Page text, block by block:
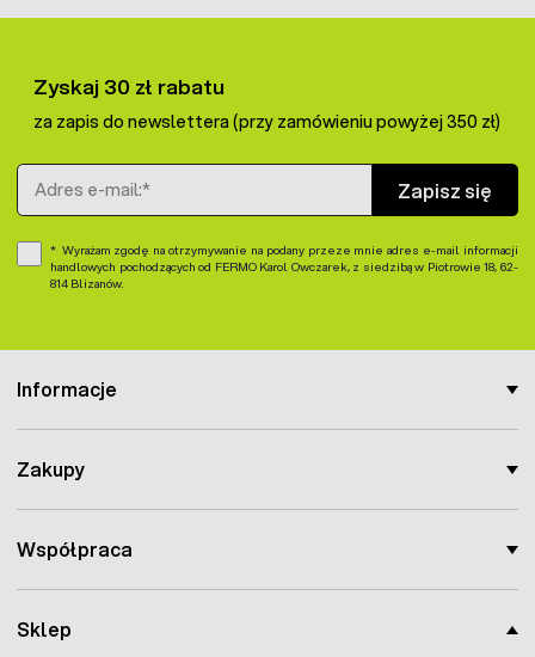
Sklep
Informacje
Zakupy
Współpraca
Zyskaj 30 zł rabatu
za zapis do newslettera (przy zamówieniu powyżej 350 zł)
Adres e-mail
Zapisz się
Wyrażam zgodę na otrzymywanie na podany przeze mnie adres e-mail informacji
handlowych pochodzących od FERMO Karol Owczarek, z siedzibą w Piotrowie 18, 62-
814 Blizanów.